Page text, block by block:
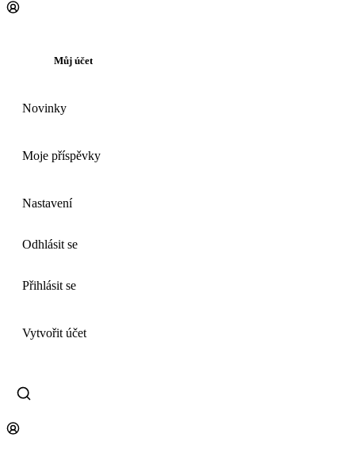
Můj účet
Novinky
Moje příspěvky
Nastavení
Odhlásit se
Přihlásit se
Vytvořit účet